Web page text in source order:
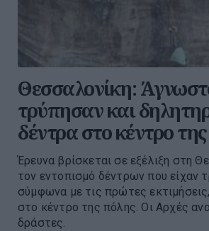
Θεσσαλονίκη:
τρύπησαν και
δέντρα στο κέντρο
Έρευνα βρίσκεται σε εξέλιξη στη
τον εντοπισμό δέντρων που είχαν
σύμφωνα με τις πρώτες
στο κέντρο της πόλης. Οι Αρχές
δράστες.